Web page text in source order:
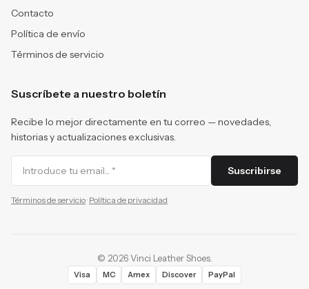
Contacto
Política de envío
Términos de servicio
Suscríbete a nuestro boletín
Recibe lo mejor directamente en tu correo — novedades,
historias y actualizaciones exclusivas.
Suscribirse
Términos de servicio· Política de privacidad
© 2026 Vinci Leather Shoes.
Visa MC Amex Discover PayPal